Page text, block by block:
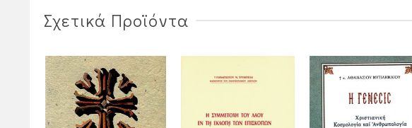
Σχετικά Προϊόντα